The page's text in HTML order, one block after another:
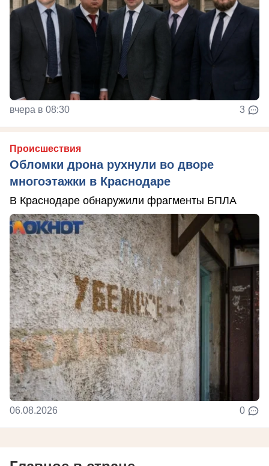
вчера в 08:30 3
Происшествия
Обломки дрона рухнули во дворе
многоэтажки в Краснодаре
В Краснодаре обнаружили фрагменты БПЛА
06.08.2026 0